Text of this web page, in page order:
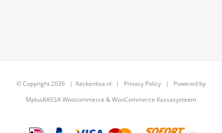
© Copyright2026 | Keckenlisa.nl | Privacy Policy | Powered by
MplusKASSA Woocommerce &WooCommerce Kassasysteem